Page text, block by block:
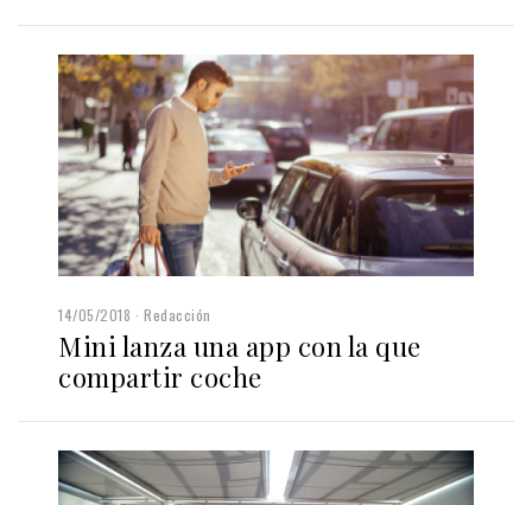
14/05/2018 Redacción
Mini lanza una app con la que
compartir coche